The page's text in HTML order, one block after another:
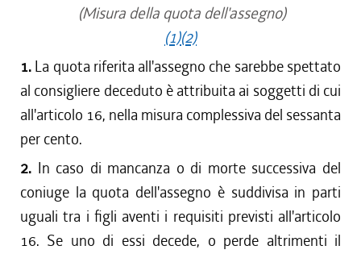
(Misura della quota dell'assegno)
(1)(2)
1. La quota riferita all'assegno che sarebbe spettato
al consigliere deceduto è attribuita ai soggetti di cui
all'articolo 16, nella misura complessiva del sessanta
per cento.
2. In caso di mancanza o di morte successiva del
coniuge la quota dell'assegno è suddivisa in parti
uguali tra i figli aventi i requisiti previsti all'articolo
16. Se uno di essi decede, o perde altrimenti il